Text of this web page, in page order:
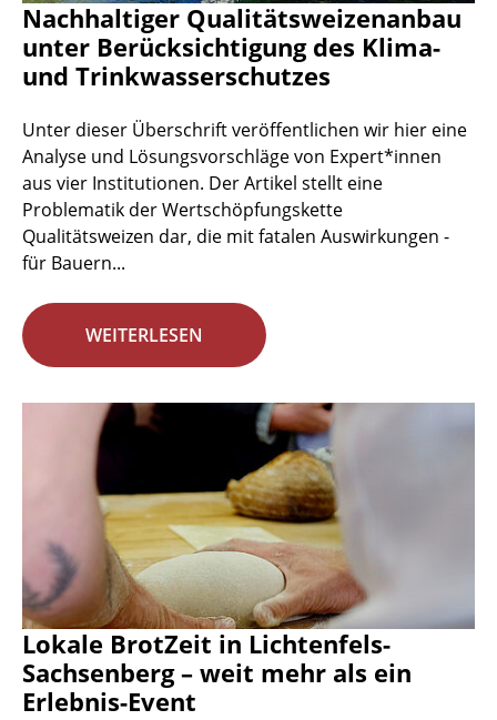
Nachhaltiger Qualitätsweizenanbau
unter Berücksichtigung des Klima-
und Trinkwasserschutzes
Unter dieser Überschrift veröffentlichen wir hier eine
Analyse und Lösungsvorschläge von Expert*innen
aus vier Institutionen. Der Artikel stellt eine
Problematik der Wertschöpfungskette
Qualitätsweizen dar, die mit fatalen Auswirkungen -
für Bauern...
WEITERLESEN
Lokale BrotZeit in Lichtenfels-
Sachsenberg – weit mehr als ein
Erlebnis-Event